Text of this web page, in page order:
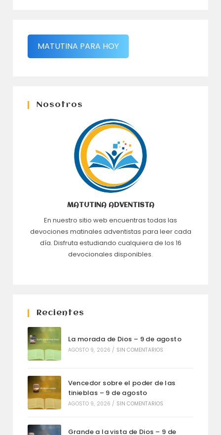
MATUTINA PARA HOY
Nosotros
MATUTINA ADVENTISTA
En nuestro sitio web encuentras todas las
devociones matinales adventistas para leer cada
día. Disfruta estudiando cualquiera de los 16
devocionales disponibles.
Recientes
La morada de Dios – 9 de agosto
AGOSTO 9, 2026 / SIN COMENTARIOS
Vencedor sobre el poder de las
tinieblas – 9 de agosto
AGOSTO 9, 2026 / SIN COMENTARIOS
Grande a la vista de Dios – 9 de